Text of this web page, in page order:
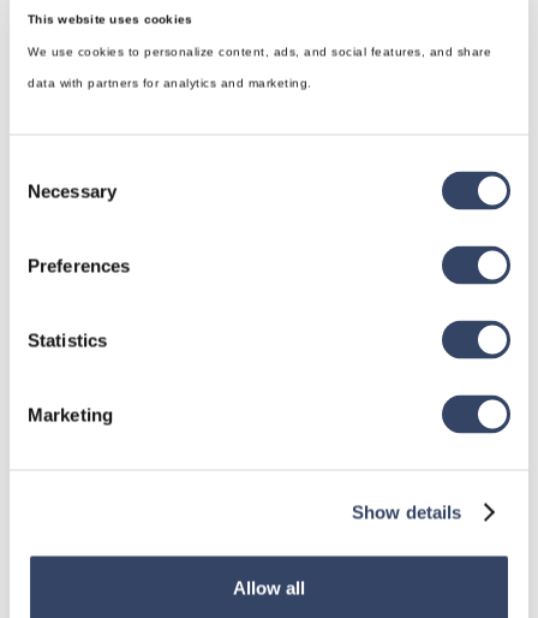
This website uses cookies
We use cookies to personalize content, ads, and social features, and share
data with partners for analytics and marketing.
Selection
Necessary
Preferences
Statistics
Marketing
Show details
Allow all
hsbDesign für Revit®
hsbDach
Alle Kategorien
hsbDesign für AutoCAD®